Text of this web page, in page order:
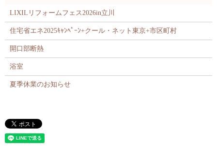
LIXILリフォームフェス2026in立川
住宅省エネ2025ｷｬﾝﾍﾟｰﾝ+クール・ネット東京+市区町村
開口部断熱
浴室
夏季休業のお知らせ